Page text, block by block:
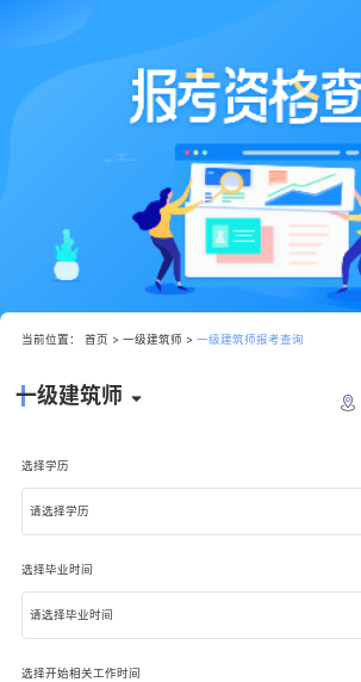
当前位置： 首页 > 一级建筑师 > 一级建筑师报考查询
一级建筑师
选择学历
请选择学历
选择毕业时间
请选择毕业时间
选择开始相关工作时间